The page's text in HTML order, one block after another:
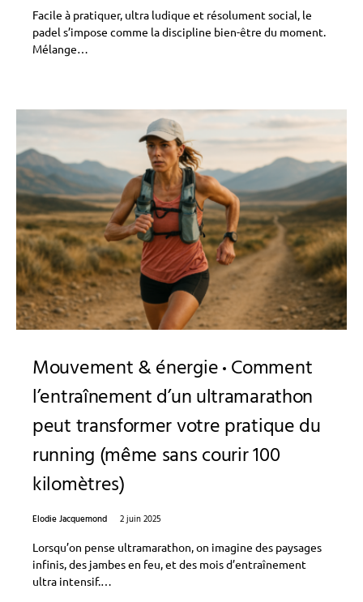
Facile à pratiquer, ultra ludique et résolument social, le
padel s’impose comme la discipline bien-être du moment.
Mélange…
Mouvement & énergie Comment
l’entraînement d’un ultramarathon
peut transformer votre pratique du
running (même sans courir 100
kilomètres)
Elodie Jacquemond
2 juin 2025
Lorsqu’on pense ultramarathon, on imagine des paysages
infinis, des jambes en feu, et des mois d’entraînement
ultra intensif.…